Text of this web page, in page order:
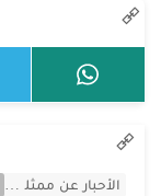
الأحبار عن ممثلين